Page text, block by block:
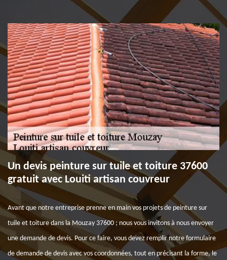
Un devis peinture sur tuile et toiture 37600
gratuit avec Louiti artisan couvreur
Avant que notre entreprise prenne en main vos projets de peinture sur
tuile et toiture dans la Mouzay 37600 ; nous vous invitons à nous envoyer
une demande de devis. Pour ce faire, vous devez remplir notre formulaire
de demande de devis avec vos coordonnées, tout en précisant la forme, le